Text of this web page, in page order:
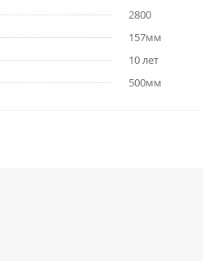
2800
157мм
10 лет
500мм